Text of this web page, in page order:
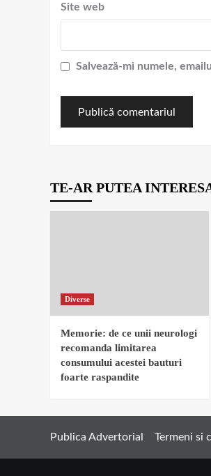
Site web
Salvează-mi numele,
TE-AR PUTEA
Diverse
Memorie: de ce unii neurologi
recomanda limitarea
consumului acestei bauturi
foarte raspandite
Publica Advertorial Termeni si